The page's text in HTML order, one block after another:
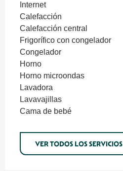
Internet
Calefacción
Calefacción central
Frigorífico con congelador
Congelador
Horno
Horno microondas
Lavadora
Lavavajillas
Cama de bebé
VER TODOS LOS SERVICIOS